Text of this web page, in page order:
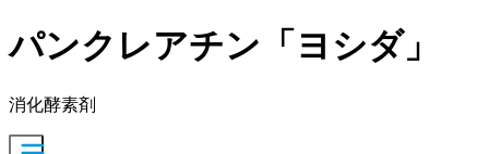
パンクレアチン「ヨシダ」
消化酵素剤